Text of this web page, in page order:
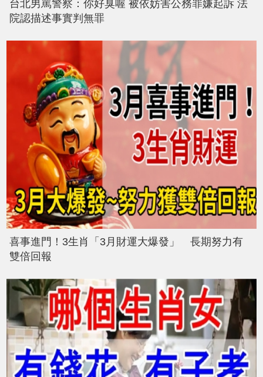
台北男罵警察：你好臭喔 被依妨害公務罪嫌起訴 法
院認描述事實判無罪
喜事進門！3生肖「3月財運大爆發」 長期努力有
雙倍回報